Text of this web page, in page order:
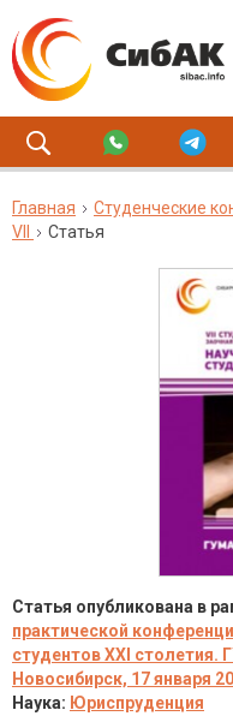
Главная Студенческие
VII
Статья
Статья опубликована в
практической
студентов XXI
Новосибирск, 17 января
Наука: Юриспруденция